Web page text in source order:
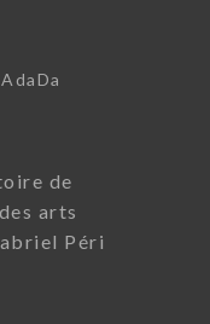
de
arts
Péri